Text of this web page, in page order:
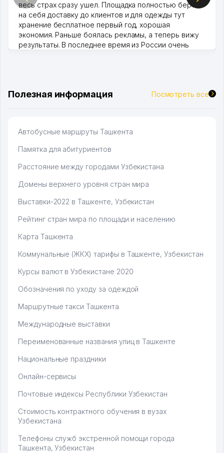
весь страх сразу ушел. Площадка полностью берет
на себя доставку до клиентов и для одежды тут
хранение бесплатное первый год, хорошая
экономия. Раньше боялась рекламы, а теперь вижу
результаты. В последнее время из России очень
Полезная информация Посмотреть все
Автобусные маршруты Ташкента
Памятка для абитуриентов
Расстояние между городами Узбекистана
Домены верхнего уровня стран мира
Выставки-2022 в Ташкенте, Узбекистан
Рейтинг стран мира по площади и населению
Карта Ташкента
Коммунальные (ЖКХ) тарифы в Ташкенте, Узбекистан
Курсы валют в Узбекистане 2020
Обозначения по уходу за одеждой
Маршрутные такси Ташкента
Международные выставки
Переименованные названия улиц в Ташкенте
Национальные праздники
Онлайн-сервисы
Почтовые индексы Республики Узбекистан
Стоимость контрактного обучения в вузах
Узбекистана
Телефоны служб экстренной помощи города
Ташкента, Узбекистан